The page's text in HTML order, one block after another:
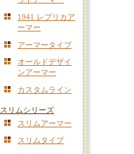
1941 レプリカア
ーマー
アーマータイプ
オールドデザイ
ンアーマー
カスタムライン
スリムシリーズ
スリムアーマー
スリムタイプ